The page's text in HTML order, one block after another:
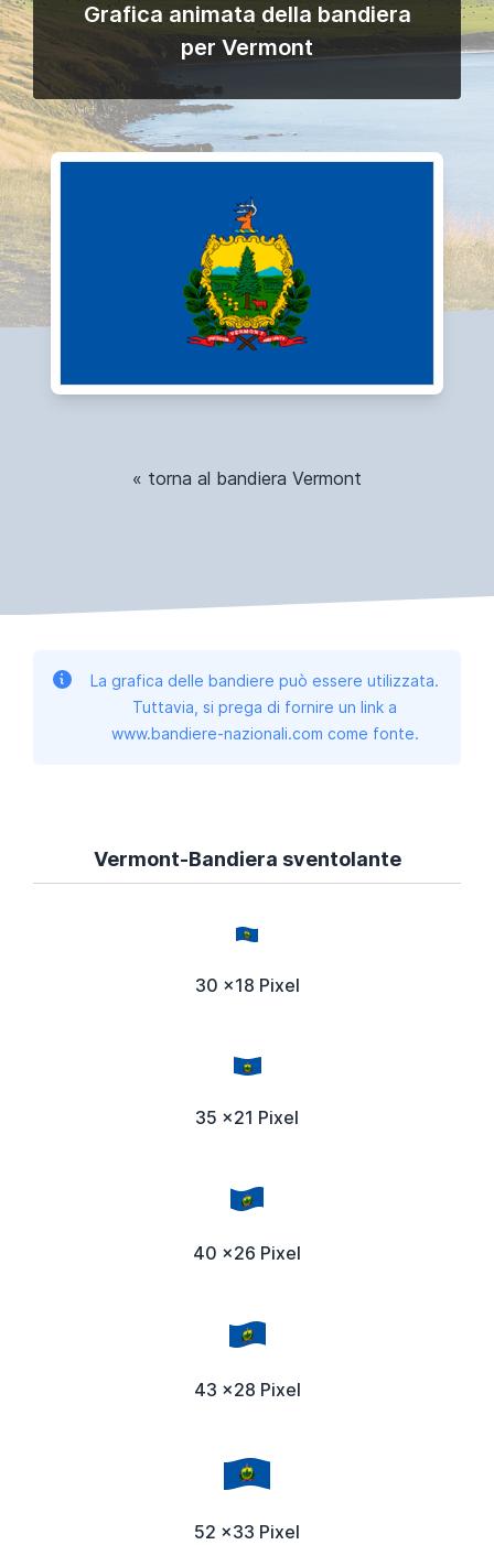
Grafica animata della bandiera
per Vermont
« torna al bandiera Vermont
La grafica delle bandiere può essere utilizzata.
Tuttavia, si prega di fornire un link a
www.bandiere-nazionali.com come fonte.
Vermont-Bandiera sventolante
30 x18 Pixel
35 x21 Pixel
40 x26 Pixel
43 x28 Pixel
52 x33 Pixel